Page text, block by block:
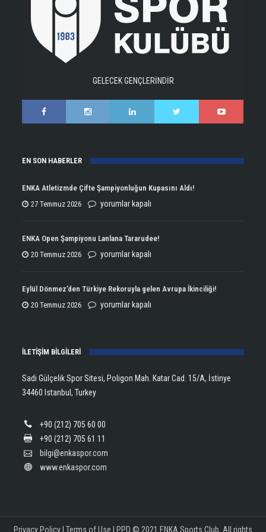
GELECEK GENÇLERİNDİR
EN SON HABERLER
ENKA Atletizmde Çifte Şampiyonluğun Kupasını Aldı!
27 Temmuz 2026
ENKA
Çifte
Şampiyonluğun
yorumlar kapalı
ENKA Open Şampiyonu Lanlana Tararudee!
20 Temmuz 2026
ENKA
Şampiyonu
Lanlana
yorumlar kapalı
Eylül Dönmez’den Türkiye Rekoruyla gelen Avrupa İkinciliği!
20 Temmuz 2026
Eylül
Rekoruyla
Avrupa
yorumlar kapalı
İLETİŞİM BİLGİLERİ
Sadi Gülçelik Spor Sitesi, Poligon Mah. Katar Cad. 15/A, İstinye
34460 Istanbul, Turkey
+90 (212) 705 60 00
+90 (212) 705 61 11
bilgi@enkaspor.com
www.enkaspor.com
Privacy Policy Terms of Use PPD © 2021 ENKA Sports Club. All rights